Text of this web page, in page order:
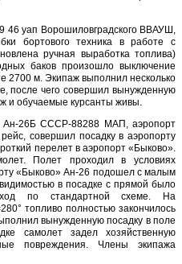
46 уап Ворошиловградского ВВАУШ,
бортового техника в работе с
ручная выработка топлива)
баков произошло выключение
2700 м. Экипаж выполнил несколько
после чего совершил вынужденную
и обучаемые курсанты живы.
Ан-26Б СССР-88288 МАП, аэропорт
совершил посадку в аэропорту
перелет в аэропорт «Быково».
Полет проходил в условиях
«Быково» Ан-26 подошел с малым
в посадке с прямой было
по стандартной схеме. На
топливо полностью закончилось
вынужденную посадку в поле
самолет задел хозяйственную
повреждения. Члены экипажа